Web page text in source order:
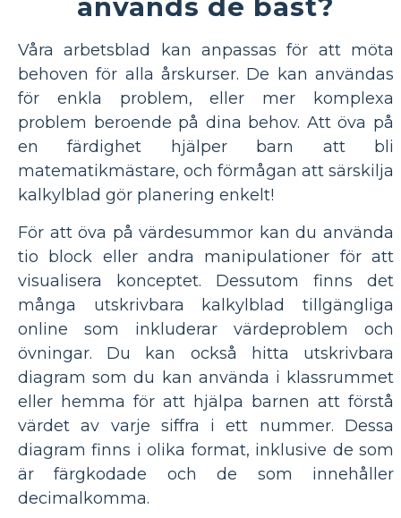
Våra arbetsblad kan anpassas för att möta
behoven för alla årskurser. De kan användas
för enkla problem, eller mer komplexa
problem beroende på dina behov. Att öva på
en färdighet hjälper barn att bli
matematikmästare, och förmågan att särskilja
kalkylblad gör planering enkelt!
För att öva på värdesummor kan du använda
tio block eller andra manipulationer för att
visualisera konceptet. Dessutom finns det
många utskrivbara kalkylblad tillgängliga
online som inkluderar värdeproblem och
övningar. Du kan också hitta utskrivbara
diagram som du kan använda i klassrummet
eller hemma för att hjälpa barnen att förstå
värdet av varje siffra i ett nummer. Dessa
diagram finns i olika format, inklusive de som
är färgkodade och de som innehåller
decimalkomma.